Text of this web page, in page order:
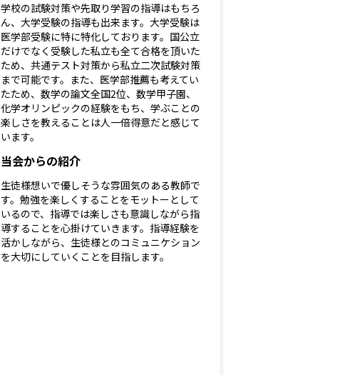
学校の試験対策や先取り学習の指導はもちろ
ん、大学受験の指導も出来ます。大学受験は
医学部受験に特に特化しております。国公立
だけでなく受験した私立も全て合格を頂いた
ため、共通テスト対策から私立二次試験対策
まで可能です。また、医学部推薦も考えてい
たため、数学の論文全国2位、数学甲子園、
化学オリンピックの経験をもち、学ぶことの
楽しさを教えることは人一倍得意だと感じて
います。
当会からの紹介
生徒様想いで優しそうな雰囲気のある教師で
す。勉強を楽しくすることをモットーとして
いるので、指導では楽しさも意識しながら指
導することを心掛けていきます。指導経験を
活かしながら、生徒様とのコミュニケション
を大切にしていくことを目指します。